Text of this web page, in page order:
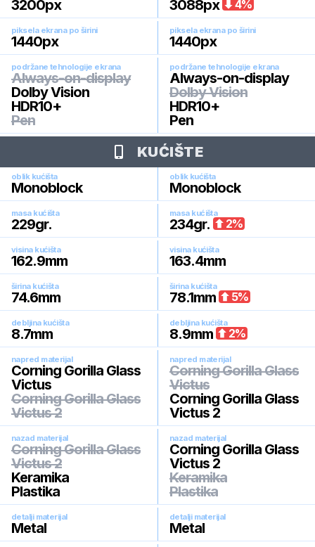
3200px 3088px 4%
piksela ekrana po širini
1440px
piksela ekrana po širini
1440px
podržane tehnologije ekrana
Always-on-display
Dolby Vision
HDR10+
Pen
podržane tehnologije ekrana
Always-on-display
Dolby Vision
HDR10+
Pen
KUĆIŠTE
oblik kućišta
Monoblock
oblik kućišta
Monoblock
masa kućišta
229gr.
masa kućišta
234gr. 2%
visina kućišta
162.9mm
visina kućišta
163.4mm
širina kućišta
74.6mm
širina kućišta
78.1mm 5%
debljina kućišta
8.7mm
debljina kućišta
8.9mm 2%
napred materijal
Corning Gorilla Glass
Victus
Corning Gorilla Glass
Victus 2
napred materijal
Corning Gorilla Glass
Victus
Corning Gorilla Glass
Victus 2
nazad materijal
Corning Gorilla Glass
Victus 2
Keramika
Plastika
nazad materijal
Corning Gorilla Glass
Victus 2
Keramika
Plastika
detalji materijal
Metal
detalji materijal
Metal